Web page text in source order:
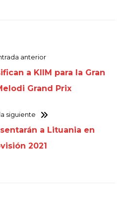
anterior
a KIIM para la Gran
Grand Prix
siguiente
a Lituania en
2021